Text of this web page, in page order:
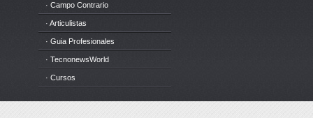
· Campo Contrario
· Articulistas
· Guia Profesionales
· TecnonewsWorld
· Cursos